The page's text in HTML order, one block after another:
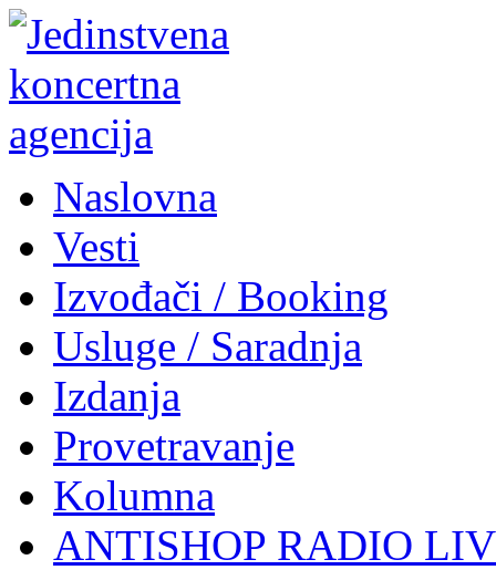
Naslovna
Vesti
Izvođači / Booking
Usluge / Saradnja
Izdanja
Provetravanje
Kolumna
ANTISHOP RADIO